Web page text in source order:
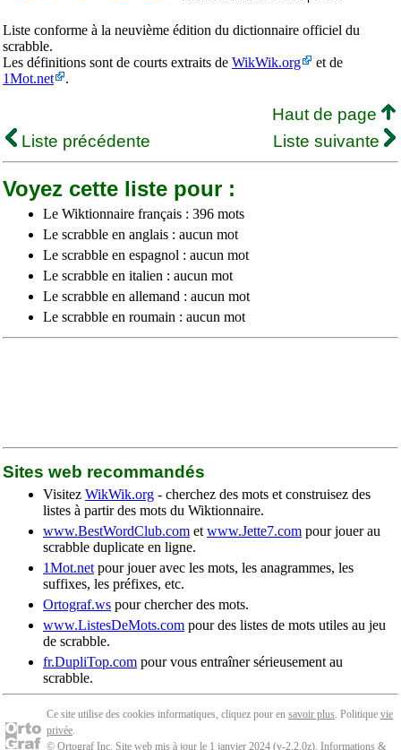
Liste conforme à la neuvième édition du dictionnaire officiel du
scrabble.
Les définitions sont de courts extraits de WikWik.org
et de
1Mot.net
.
Haut de page
Liste précédente
Liste suivante
Voyez cette liste pour :
Le Wiktionnaire français : 396 mots
Le scrabble en anglais : aucun mot
Le scrabble en espagnol : aucun mot
Le scrabble en italien : aucun mot
Le scrabble en allemand : aucun mot
Le scrabble en roumain : aucun mot
Sites web recommandés
Visitez WikWik.org - cherchez des mots et construisez des
listes à partir des mots du Wiktionnaire.
www.BestWordClub.com et www.Jette7.com pour jouer au
scrabble duplicate en ligne.
1Mot.net pour jouer avec les mots, les anagrammes, les
suffixes, les préfixes, etc.
Ortograf.ws pour chercher des mots.
www.ListesDeMots.com pour des listes de mots utiles au jeu
de scrabble.
fr.DupliTop.com pour vous entraîner sérieusement au
scrabble.
Ce site utilise des cookies informatiques, cliquez pour en savoir plus. Politique vie
privée.
© Ortograf Inc. Site web mis à jour le 1 janvier 2024 (v-2.2.0z). Informations &